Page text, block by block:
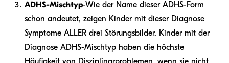
ADHS-Mischtyp-Wie der Name dieser ADHS-Form
schon andeutet, zeigen Kinder mit dieser Diagnose
Symptome ALLER drei Störungsbilder. Kinder mit der
Diagnose ADHS-Mischtyp haben die höchste